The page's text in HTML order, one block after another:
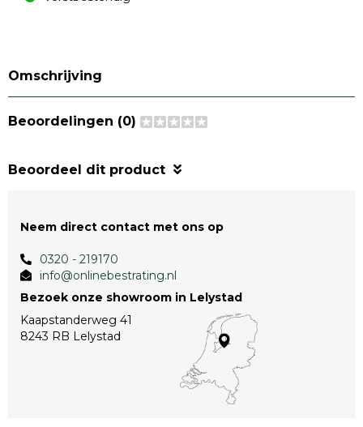
Omschrijving
Beoordelingen (0)
Beoordeel dit product
Neem direct contact met ons op
0320 - 219170
info@onlinebestrating.nl
Bezoek onze showroom in Lelystad
Kaapstanderweg 41
8243 RB Lelystad